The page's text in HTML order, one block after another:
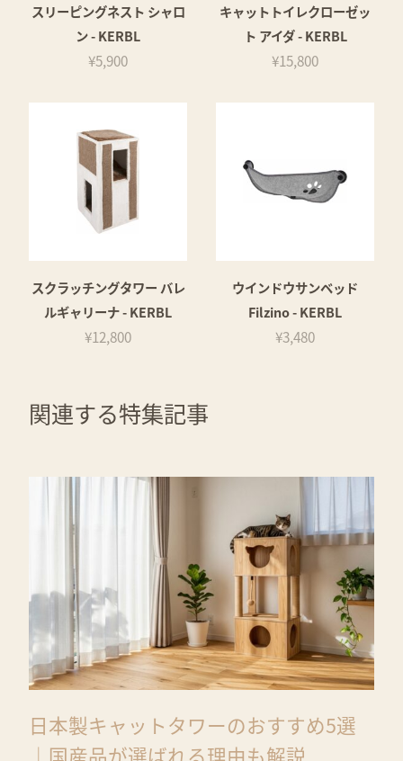
スリーピングネスト シャロ
ン - KERBL
¥5,900
キャットトイレクローゼッ
ト アイダ - KERBL
¥15,800
スクラッチングタワー バレ
ルギャリーナ - KERBL
¥12,800
ウインドウサンベッド
Filzino - KERBL
¥3,480
関連する特集記事
日本製キャットタワーのおすすめ5選
｜国産品が選ばれる理由も解説